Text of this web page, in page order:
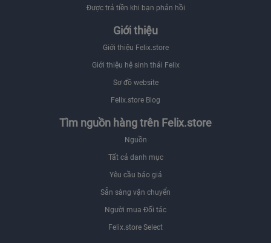
Được trả tiền khi bạn phản hồi
Giới thiệu
Giới thiệu Felix.store
Giới thiệu hệ sinh thái Felix
Sơ đồ website
Felix.store Blog
Tìm nguồn hàng trên Felix.store
Nguồn
Tất cả danh mục
Yêu cầu báo giá
Sẵn sàng vận chuyển
Người mua Đối tác
Felix.store Select